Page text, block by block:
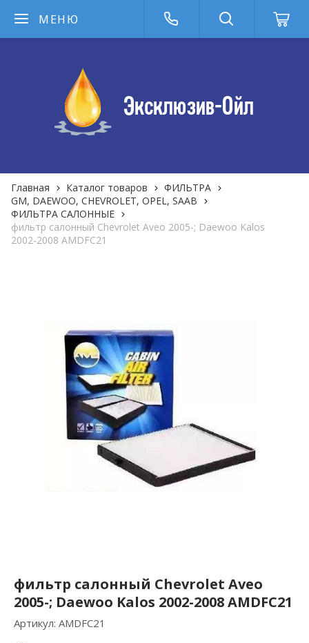
МЕНЮ
Главная Каталог товаров
ФИЛЬТРА
GM, DAEWOO, CHEVROLET, OPEL, SAAB
ФИЛЬТРА САЛОННЫЕ
фильтр салонный Chevrolet Aveo 2005-; Daewoo Kalos
2002-2008 AMDFC21
фильтр салонный Chevrolet Aveo
2005-; Daewoo Kalos 2002-2008 AMDFC21
Артикул: AMDFC21